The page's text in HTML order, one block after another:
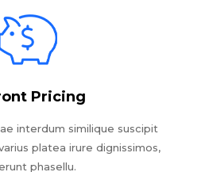
Pricing
interdum similique suscipit
platea irure dignissimos,
phasellu.